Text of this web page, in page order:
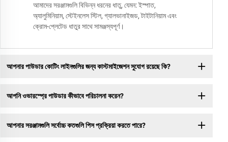
আমাদের সরঞ্জামগুলি বিভিন্ন ধরনের ধাতু, যেমন: ইস্পাত,
অ্যালুমিনিয়াম, স্টেইনলেস স্টিল, গ্যালভানাইজড, টাইটানিয়াম এবং
ক্রোম-প্লেটেড ধাতুর সাথে সামঞ্জস্যপূর্ণ।
আপনার পাউডার কোটিং লাইনগুলির জন্য কাস্টমাইজেশন সুযোগ রয়েছে কি?
আপনি ওভারস্প্রে পাউডার কীভাবে পরিচালনা করেন?
আপনার সরঞ্জামগুলি সর্বোচ্চ কতগুলি পিস প্রক্রিয়া করতে পারে?